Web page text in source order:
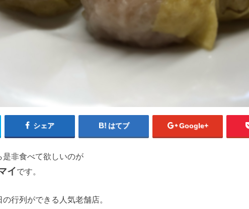
シェア はてブ Google+
是非食べて欲しいのが
イです。
行列ができる人気老舗店。